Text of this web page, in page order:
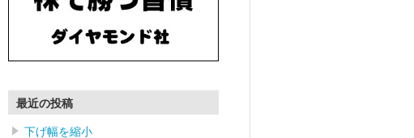
最近の投稿
下げ幅を縮小